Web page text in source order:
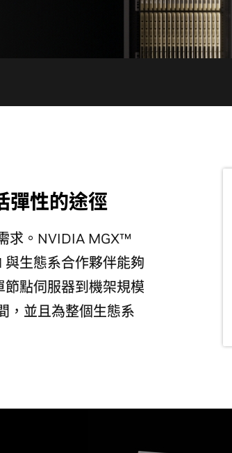
彈性的途徑
求。NVIDIA MGX™
生態系合作夥伴能夠
點伺服器到機架規模
，並且為整個生態系